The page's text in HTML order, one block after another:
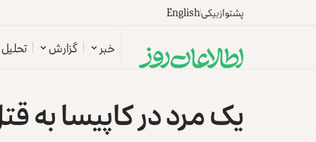
پشتوازبیکیEnglish
خبر گزارش تحلیل
یک مرد در کاپیسا به